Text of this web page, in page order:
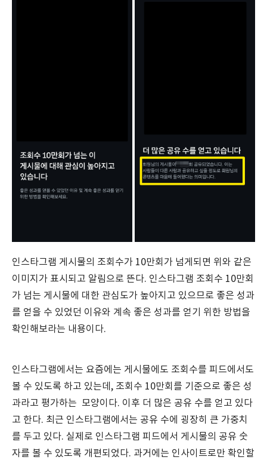
인스타그램 게시물의 조회수가 10만회가 넘게되면 위와 같은
이미지가 표시되고 알림으로 뜬다. 인스타그램 조회수 10만회
가 넘는 게시물에 대한 관심도가 높아지고 있으므로 좋은 성과
를 얻을 수 있었던 이유와 계속 좋은 성과를 얻기 위한 방법을
확인해보라는 내용이다.
인스타그램에서는 요즘에는 게시물에도 조회수를 피드에서도
볼 수 있도록 하고 있는데, 조회수 10만회를 기준으로 좋은 성
과라고 평가하는 모양이다. 이후 더 많은 공유 수를 얻고 있다
고 한다. 최근 인스타그램에서는 공유 수에 굉장히 큰 가중치
를 두고 있다. 실제로 인스타그램 피드에서 게시물의 공유 숫
자를 볼 수 있도록 개편되었다. 과거에는 인사이트로만 확인할